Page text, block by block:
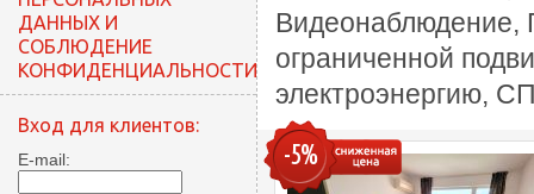
ДАННЫХ И
СОБЛЮДЕНИЕ
КОНФИДЕНЦИАЛЬНОСТИ
Вход для клиентов:
E-mail:
Видеонаблюдение,
ограниченной
электроэнергию,
-5%